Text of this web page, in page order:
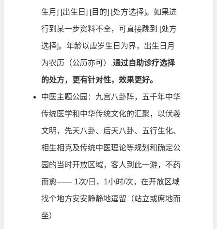
生月] [出生日] [目的] [处方选择]。如果进
行到某一步资料不全，可直接跳到 [处方
选择]。年龄以虚岁生日为界，出生日月
为农历（公历亦可）,通过自助诊疗选择
的处方，更有针对性，效果更好。
中医主题公园：九宫八卦阵，五千年中华
传统医学和中华传统文化的汇聚，以伏羲
文明，先天八卦、后天八卦、五行生化、
相生相克及传统中医理论等规划和确定公
园的当时开放区域，客人到此一游，不药
而愈—— 1次/日，1小时/次，在开放区域
找个地方安安静静地逗留（站立或席地而
坐）